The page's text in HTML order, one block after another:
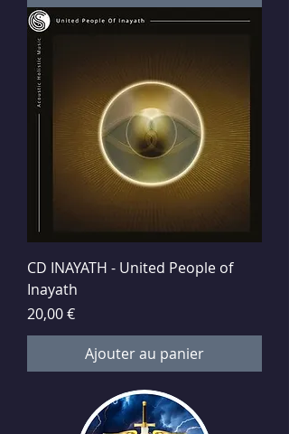
CD INAYATH - United People of
Inayath
Prix
20,00 €
Ajouter au panier